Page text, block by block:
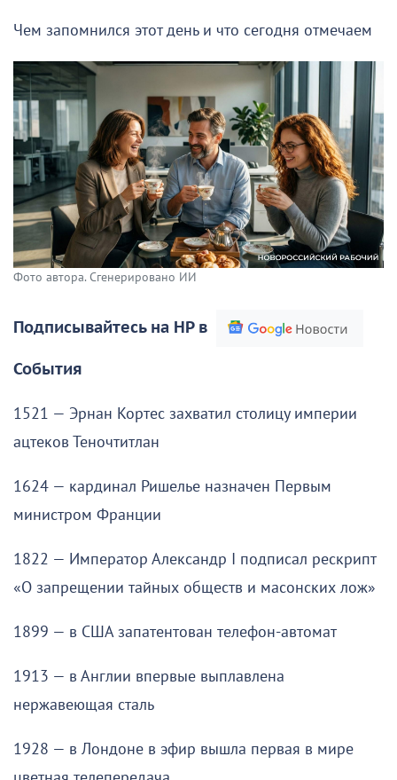
Чем запомнился этот день и что сегодня отмечаем
Фото автора. Сгенерировано ИИ
Подписывайтесь на НР в
События
1521 — Эрнан Кортес захватил столицу империи
ацтеков Теночтитлан
1624 — кардинал Ришелье назначен Первым
министром Франции
1822 — Император Александр I подписал рескрипт
«О запрещении тайных обществ и масонских лож»
1899 — в США запатентован телефон-автомат
1913 — в Англии впервые выплавлена
нержавеющая сталь
1928 — в Лондоне в эфир вышла первая в мире